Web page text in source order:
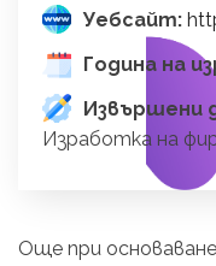
Уебсайт:
Година на
Извършени
Изработка на
Още при